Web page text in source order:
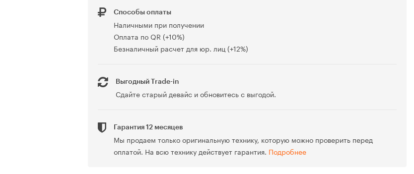
Способы оплаты
Наличными при получении
Оплата по QR (+10%)
Безналичный расчет для юр. лиц (+12%)
Выгодный Trade-in
Сдайте старый девайс и обновитесь с выгодой.
Гарантия 12 месяцев
Мы продаем только оригинальную технику, которую можно проверить перед
оплатой. На всю технику действует гарантия. Подробнее